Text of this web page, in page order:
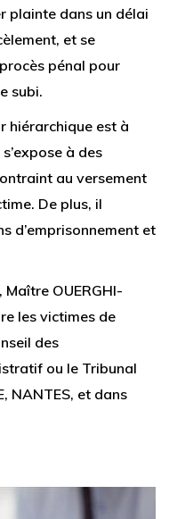
plainte dans un délai
et se
pénal pour
subi.
hiérarchique est à
à des
au versement
De plus, il
d’emprisonnement et
OUERGHI-
les victimes de
des
ou le Tribunal
NANTES, et dans